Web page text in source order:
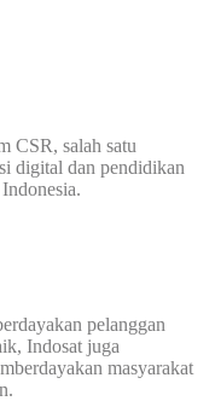
CSR, salah satu
digital dan pendidikan
pelanggan
Indosat juga
masyarakat